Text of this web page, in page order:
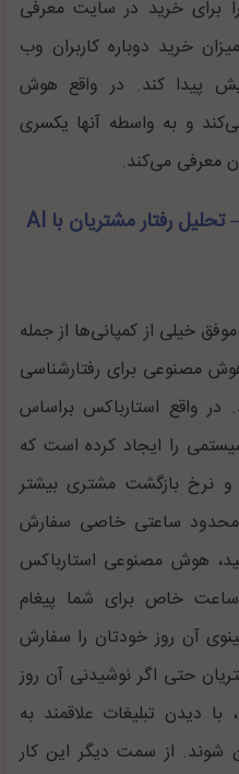
خرید در سایت معرفی
خرید دوباره کاربران وب
درصد افزایش پیدا کند. در واقع هوش
و به واسطه آنها یکسری
معرفی می‌کند.
Starbucks: Predictive AI – تحلیل رفتار مشتریان با AI
خیلی از کمپانی‌ها از جمله
مصنوعی برای رفتارشناسی
واقع استارباکس براساس
را ایجاد کرده است که
نرخ بازگشت مشتری بیشتر
محدود ساعتی خاصی سفارش
هوش مصنوعی استارباکس
خاص برای شما پیغام
آن روز خودتان را سفارش
حتی اگر نوشیدنی آن روز
دیدن تبلیغات علاقمند به
شوند. از سمت دیگر این کار